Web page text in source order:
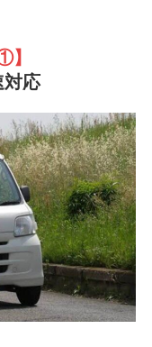
①】
対応